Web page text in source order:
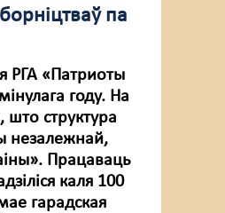
па
РГА «Патриоты
году. На
структура
незалежнай,
Працаваць
каля 100
гарадская